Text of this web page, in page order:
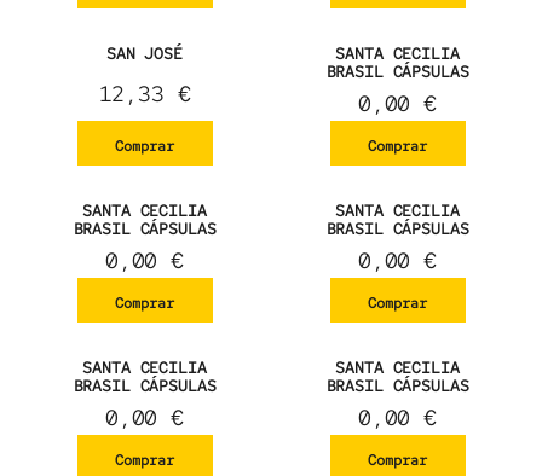
SAN JOSÉ
12,33 €
Comprar
SANTA CECILIA
BRASIL CÁPSULAS
0,00€
Comprar
SANTA CECILIA
BRASIL CÁPSULAS
0,00€
Comprar
SANTA CECILIA
BRASIL CÁPSULAS
0,00€
Comprar
SANTA CECILIA
BRASIL CÁPSULAS
0,00€
Comprar
SANTA CECILIA
BRASIL CÁPSULAS
0,00€
Comprar